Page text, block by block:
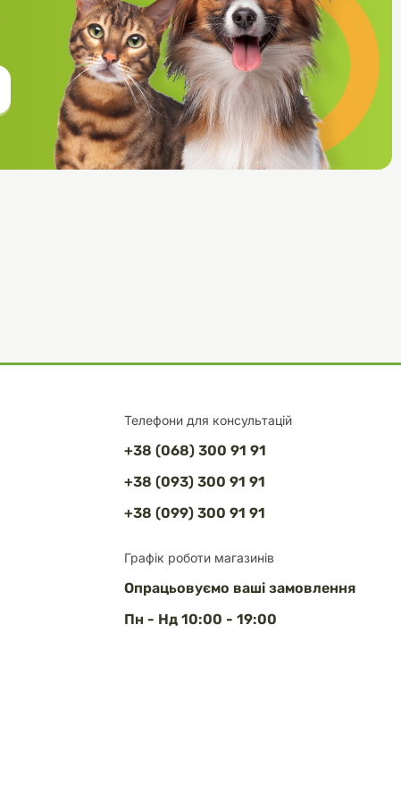
Телефони для консультацій
+38 (068) 300 91 91
+38 (093) 300 91 91
+38 (099) 300 91 91
Графік роботи магазинів
Опрацьовуємо ваші замовлення
Пн - Нд 10:00 - 19:00